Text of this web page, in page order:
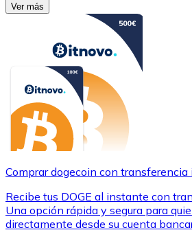
Ver más
Comprar dogecoin con
Recibe tus DOGE al instante con
Una opción rápida y segura para
directamente desde su cuenta